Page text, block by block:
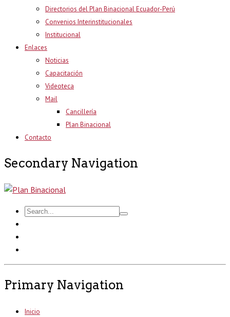
Directorios del Plan Binacional Ecuador-Perú
Convenios Interinstitucionales
Institucional
Enlaces
Noticias
Capacitación
Videoteca
Mail
Cancillería
Plan Binacional
Contacto
Secondary Navigation
Primary Navigation
Inicio